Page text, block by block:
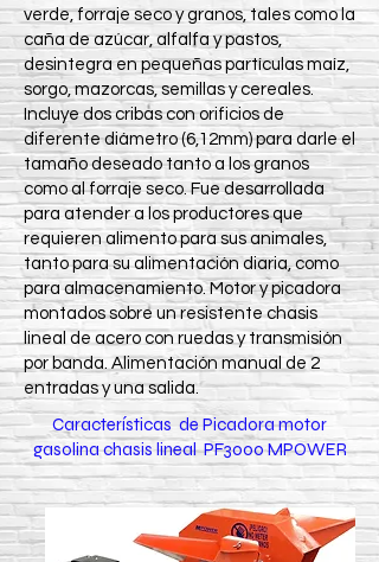
verde, forraje seco y granos, tales como la
caña de azúcar, alfalfa y pastos,
desintegra en pequeñas partículas maíz,
sorgo, mazorcas, semillas y cereales.
Incluye dos cribas con orificios de
diferente diámetro (6,12mm) para darle el
tamaño deseado tanto a los granos
como al forraje seco. Fue desarrollada
para atender a los productores que
requieren alimento para sus animales,
tanto para su alimentación diaria, como
para almacenamiento. Motor y picadora
montados sobre un resistente chasis
lineal de acero con ruedas y transmisión
por banda. Alimentación manual de 2
entradas y una salida.
Características de Picadora motor
gasolina chasis lineal PF3000 MPOWER